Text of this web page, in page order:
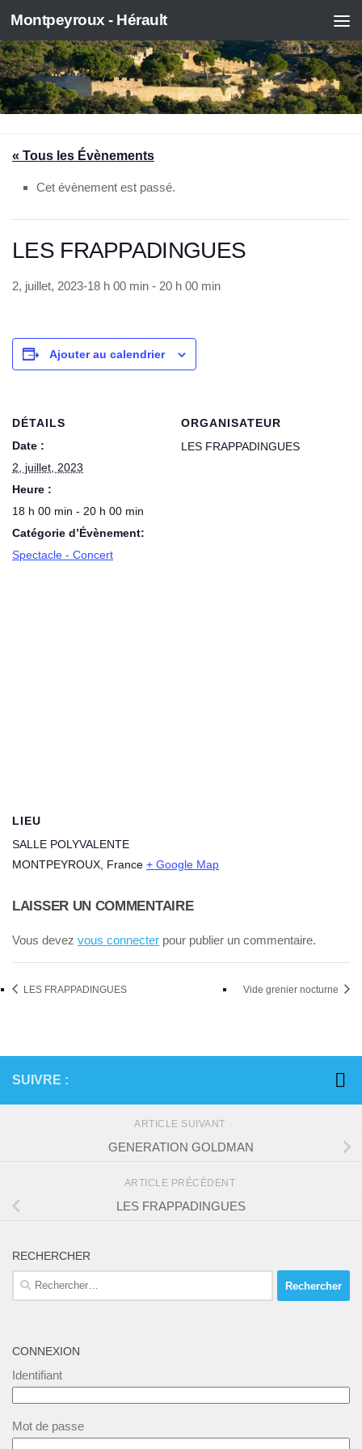
Skip to content
Montpeyroux - Hérault
« Tous les Évènements
Cet évènement est passé.
LES FRAPPADINGUES
2, juillet, 2023-18 h 00 min - 20 h 00 min
Ajouter au calendrier
DÉTAILS
Date :
2, juillet, 2023
Heure :
18 h 00 min - 20 h 00 min
Catégorie d’Évènement:
Spectacle - Concert
ORGANISATEUR
LES FRAPPADINGUES
LIEU
SALLE POLYVALENTE
MONTPEYROUX France + Google Map
LAISSER UN COMMENTAIRE
Vous devez vous connecter pour publier un commentaire.
LES FRAPPADINGUES Vide grenier nocturne
SUIVRE :
ARTICLE SUIVANT
GENERATION GOLDMAN
ARTICLE PRÉCÉDENT
LES FRAPPADINGUES
RECHERCHER
Rechercher :
CONNEXION
Identifiant
Mot de passe